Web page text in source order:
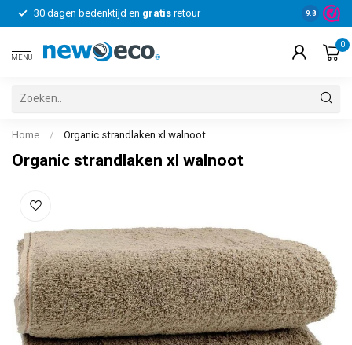
30 dagen bedenktijd en gratis retour Voor
9.8
MENU
0
Home / Organic strandlaken xl walnoot
Organic strandlaken xl walnoot